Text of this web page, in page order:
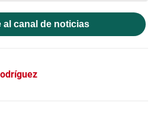
al canal de noticias